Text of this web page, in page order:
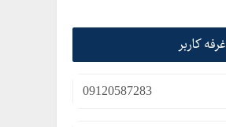
غرفه کاربر
09120587283